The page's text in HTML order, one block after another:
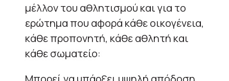
μέλλον του αθλητισμού και για το
ερώτημα που αφορά κάθε οικογένεια,
κάθε προπονητή, κάθε αθλητή και
κάθε σωματείο: